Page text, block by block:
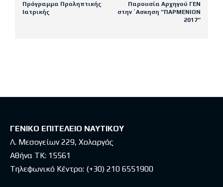
Πρόγραμμα Προληπτικής
Ιατρικής
Παρουσία Αρχηγού ΓΕΝ
στην ΄Ασκηση ‘’ΠΑΡΜΕΝΙΩΝ
2017’’
ΓΕΝΙΚΟ ΕΠΙΤΕΛΕΙΟ ΝΑΥΤΙΚΟΥ
Λ. Μεσογείων 229, Χολαργός
Αθήνα ΤΚ: 15561
Τηλεφωνικό Κέντρο: (+30) 210 6551900